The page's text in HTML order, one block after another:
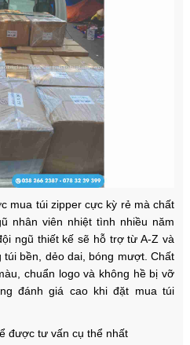
mua túi zipper cực kỳ rẻ mà chất
nhân viên nhiệt tình nhiều năm
ngũ thiết kế sẽ hỗ trợ từ A-Z và
túi bền, dẻo dai, bóng mượt. Chất
chuẩn logo và không hề bị vỡ
đánh giá cao khi đặt mua túi
được tư vấn cụ thể nhất